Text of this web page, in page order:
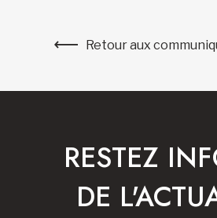
Retour aux
RESTEZ
DE